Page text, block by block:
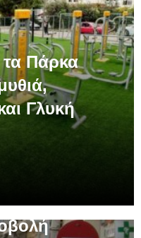
τα Πάρκα
Γλυκή